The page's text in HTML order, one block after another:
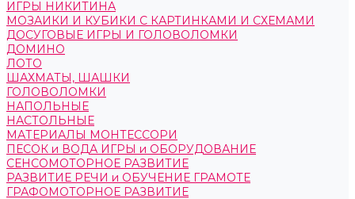
ИГРЫ НИКИТИНА
МОЗАИКИ И КУБИКИ С КАРТИНКАМИ И СХЕМАМИ
ДОСУГОВЫЕ ИГРЫ И ГОЛОВОЛОМКИ
ДОМИНО
ЛОТО
ШАХМАТЫ, ШАШКИ
ГОЛОВОЛОМКИ
НАПОЛЬНЫЕ
НАСТОЛЬНЫЕ
МАТЕРИАЛЫ МОНТЕССОРИ
ПЕСОК и ВОДА ИГРЫ и ОБОРУДОВАНИЕ
СЕНСОМОТОРНОЕ РАЗВИТИЕ
РАЗВИТИЕ РЕЧИ и ОБУЧЕНИЕ ГРАМОТЕ
ГРАФОМОТОРНОЕ РАЗВИТИЕ